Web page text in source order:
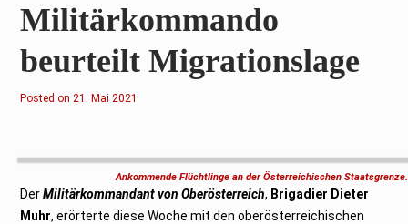
Militärkommando
beurteilt Migrationslage
Posted on2
i
2
21. Mai 2021
Ankommende Flüchtlinge an der Österreichischen
DerMilitärkommandant von Oberösterreich, Brigadier Dieter
Muhr, erörterte diese Woche mit den oberösterreichischen